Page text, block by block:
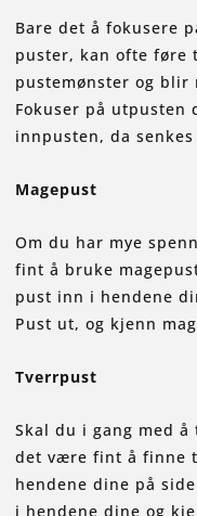
Bare det å fokusere
puster, kan ofte
pustemønster og blir
Fokuser på
innpusten, da
Magepust
Om du har mye
fint å bruke
pust inn i hendene
Pust ut, og kjenn
Tverrpust
Skal du i gang med
det være fint å finne
hendene dine på
i hendene dine og